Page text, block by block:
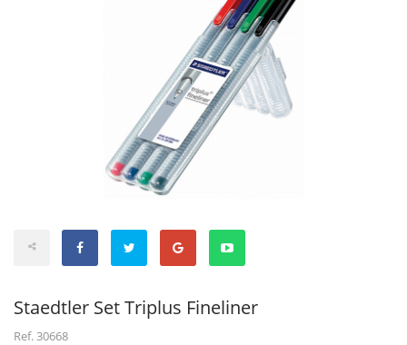
Staedtler Set Triplus Fineliner
Ref.30668